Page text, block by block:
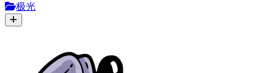
极光